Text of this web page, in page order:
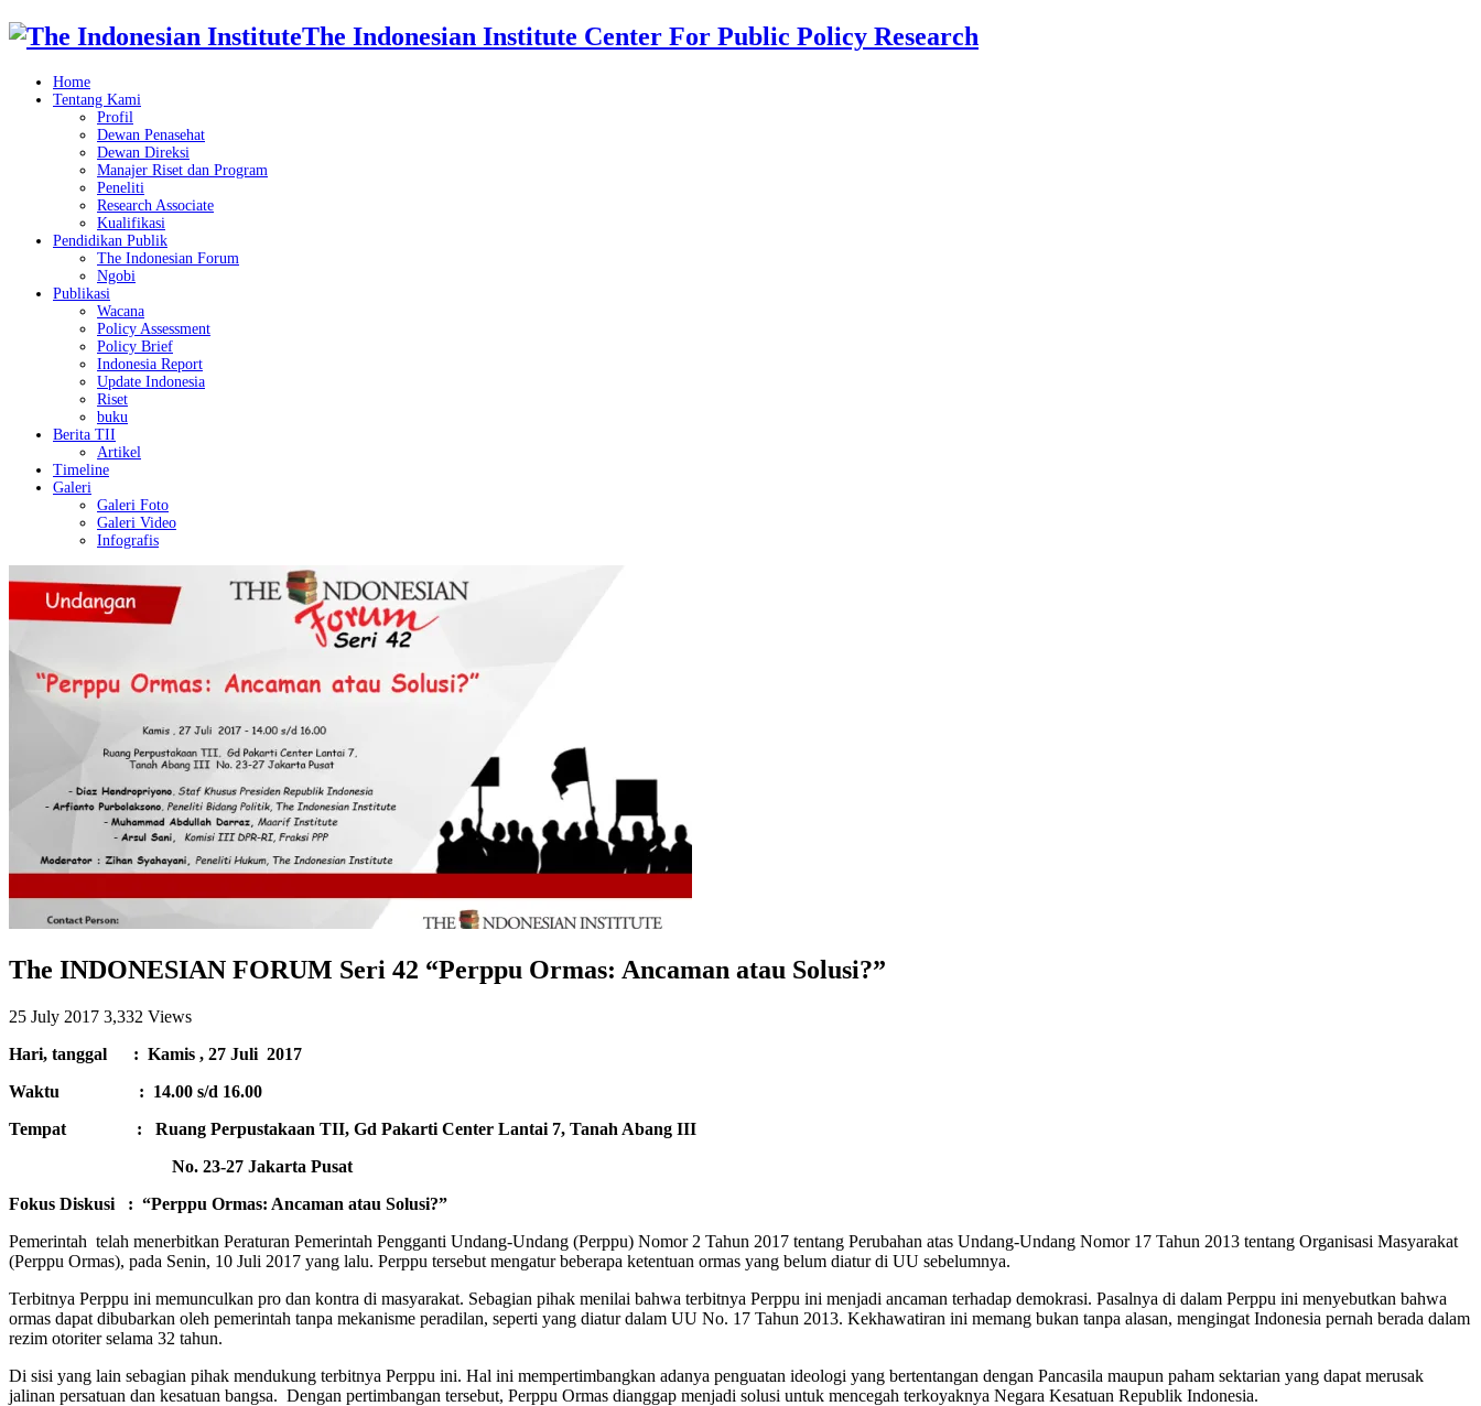
The Indonesian Institute Center For Public Policy Research
Home
Tentang Kami
Profil
Dewan Penasehat
Dewan Direksi
Manajer Riset dan Program
Peneliti
Research Associate
Kualifikasi
Pendidikan Publik
The Indonesian Forum
Ngobi
Publikasi
Wacana
Policy Assessment
Policy Brief
Indonesia Report
Update Indonesia
Riset
buku
Berita TII
Artikel
Timeline
Galeri
Galeri Foto
Galeri Video
Infografis
The INDONESIAN FORUM Seri 42 “Perppu Ormas: Ancaman atau Solusi?”
25 July 2017 3,332 Views
Hari, tanggal : Kamis , 27 Juli 2017
Waktu : 14.00 s/d 16.00
Tempat :
Ruang Perpustakaan TII, Gd Pakarti Center Lantai 7, Tanah Abang III
No. 23-27 Jakarta Pusat
Fokus Diskusi : “Perppu Ormas: Ancaman atau Solusi?”
Pemerintah telah menerbitkan Peraturan Pemerintah Pengganti Undang-Undang (Perppu) Nomor 2 Tahun 2017 tentang Perubahan atas Undang-Undang Nomor 17 Tahun 2013 tentang Organisasi Masyarakat
(Perppu Ormas), pada Senin, 10 Juli 2017 yang lalu. Perppu tersebut mengatur beberapa ketentuan ormas yang belum diatur di UU sebelumnya.
Terbitnya Perppu ini memunculkan pro dan kontra di masyarakat. Sebagian pihak menilai bahwa terbitnya Perppu ini menjadi ancaman terhadap demokrasi. Pasalnya di dalam Perppu ini menyebutkan bahwa
ormas dapat dibubarkan oleh pemerintah tanpa mekanisme peradilan, seperti yang diatur dalam UU No. 17 Tahun 2013. Kekhawatiran ini memang bukan tanpa alasan, mengingat Indonesia pernah berada dalam
rezim otoriter selama 32 tahun.
Di sisi yang lain sebagian pihak mendukung terbitnya Perppu ini. Hal ini mempertimbangkan adanya penguatan ideologi yang bertentangan dengan Pancasila maupun paham sektarian yang dapat merusak
jalinan persatuan dan kesatuan bangsa. Dengan pertimbangan tersebut, Perppu Ormas dianggap menjadi solusi untuk mencegah terkoyaknya Negara Kesatuan Republik Indonesia.